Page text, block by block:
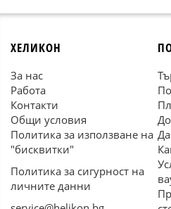
ХЕЛИКОН
За нас
Работа
Контакти
Общи условия
Политика за използване на
"бисквитки"
Политика за сигурност на
личните данни